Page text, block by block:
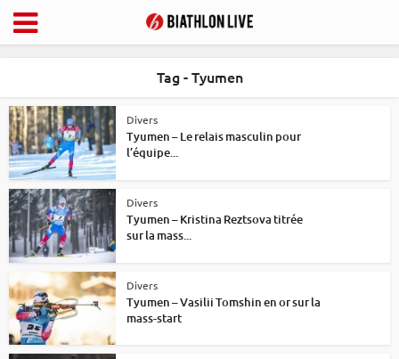
Tag - Tyumen
Divers
Tyumen – Le relais masculin pour
l’équipe...
Divers
Tyumen – Kristina Reztsova titrée
sur la mass...
Divers
Tyumen – Vasilii Tomshin en or sur la
mass-start